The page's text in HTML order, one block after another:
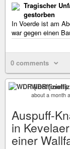
Tragischer
gestorben
In Voerde ist am
war gegen einen
0 comments
WDR
about a month
Auspuff-
in
einer